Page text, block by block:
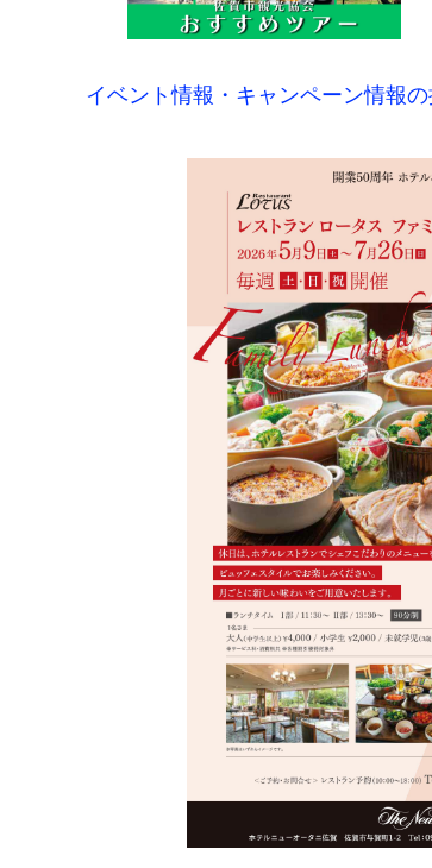
イベント情報・キャンペーン情報